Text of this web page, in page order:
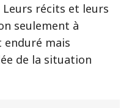
récits et leurs
seulement à
enduré mais
de la situation